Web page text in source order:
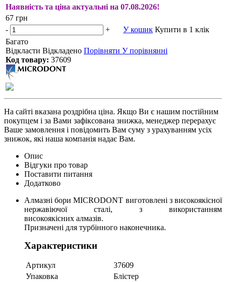
Наявність та ціна актуальні на 07.08.2026!
67 грн
-
+ У кошик Купити в 1 клік
Багато
Відкласти Відкладено Порівняти У порівнянні
Код товару: 37609
На сайті вказана роздрібна ціна. Якщо Ви є нашим постійним
покупцем і за Вами зафіксована знижка, менеджер перерахує
Ваше замовлення і повідомить Вам суму з урахуванням усіх
знижок, які наша компанія надає Вам.
Опис
Відгуки про товар
Поставити питання
Додатково
Алмазні бори MICRODONT виготовлені з високоякісної
нержавіючої сталі, з використанням
високоякісних алмазів.
Призначені для турбінного наконечника.
Характеристики
Артикул
37609
Упаковка
Блістер